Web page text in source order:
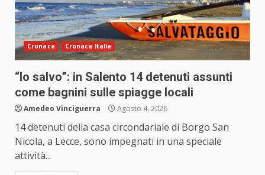
Cronaca Cronaca Italia
“Io salvo”: in Salento 14 detenuti assunti
come bagnini sulle spiagge locali
Amedeo Vinciguerra Agosto 4, 2026
14 detenuti della casa circondariale di Borgo San
Nicola, a Lecce, sono impegnati in una speciale
attività...